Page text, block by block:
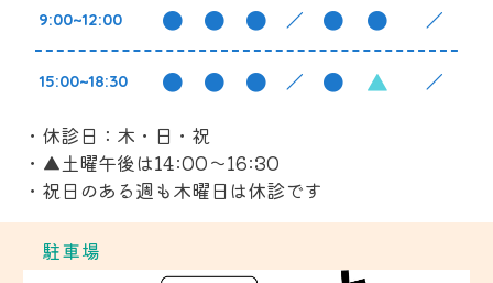
9:00~12:00 ● ● ● ／ ● ● ／
15:00~18:30 ● ● ● ／ ● ▲
／
・休診日：木・日・祝
・▲土曜午後は14:00～16:30
駐車場